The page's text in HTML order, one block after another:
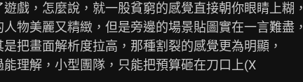
遊戲，怎麼說，就一股貧窮的感覺直接朝你眼睛上糊，
人物美麗又精緻，但是旁邊的場景貼圖實在一言難盡，
是把畫面解析度拉高，那種割裂的感覺更為明顯，
能理解，小型團隊，只能把預算砸在刀口上(X